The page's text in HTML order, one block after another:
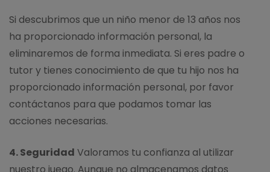
Si descubrimos que un niño menor de 13 años nos
ha proporcionado información personal, la
eliminaremos de forma inmediata. Si eres padre o
tutor y tienes conocimiento de que tu hijo nos ha
proporcionado información personal, por favor
contáctanos para que podamos tomar las
acciones necesarias.
4. Seguridad Valoramos tu confianza al utilizar